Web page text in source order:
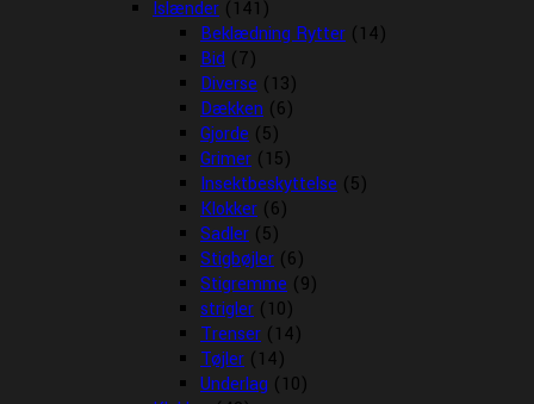
Islænder (141)
Beklædning Rytter (14)
Bid (7)
Diverse (13)
Dækken (6)
Gjorde (5)
Grimer (15)
Insektbeskyttelse (5)
Klokker (6)
Sadler (5)
Stigbøjler (6)
Stigremme (9)
strigler (10)
Trenser (14)
Tøjler (14)
Underlag (10)